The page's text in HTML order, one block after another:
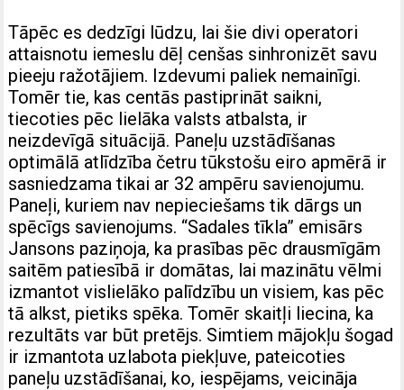
Tāpēc es dedzīgi lūdzu, lai šie divi operatori
attaisnotu iemeslu dēļ cenšas sinhronizēt savu
pieeju ražotājiem. Izdevumi paliek nemainīgi.
Tomēr tie, kas centās pastiprināt saikni,
tiecoties pēc lielāka valsts atbalsta, ir
neizdevīgā situācijā. Paneļu uzstādīšanas
optimālā atlīdzība četru tūkstošu eiro apmērā ir
sasniedzama tikai ar 32 ampēru savienojumu.
Paneļi, kuriem nav nepieciešams tik dārgs un
spēcīgs savienojums. “Sadales tīkla” emisārs
Jansons paziņoja, ka prasības pēc drausmīgām
saitēm patiesībā ir domātas, lai mazinātu vēlmi
izmantot vislielāko palīdzību un visiem, kas pēc
tā alkst, pietiks spēka. Tomēr skaitļi liecina, ka
rezultāts var būt pretējs. Simtiem mājokļu šogad
ir izmantota uzlabota piekļuve, pateicoties
paneļu uzstādīšanai, ko, iespējams, veicināja